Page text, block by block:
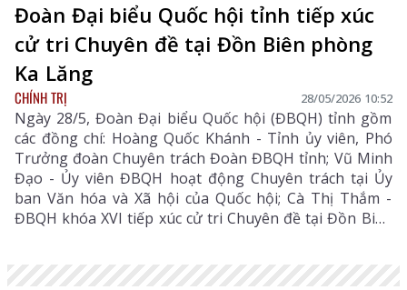
Đoàn Đại biểu Quốc hội tỉnh tiếp xúc
cử tri Chuyên đề tại Đồn Biên phòng
Ka Lăng
CHÍNH TRỊ 28/05/2026 10:52
Ngày 28/5, Đoàn Đại biểu Quốc hội (ĐBQH) tỉnh gồm
các đồng chí: Hoàng Quốc Khánh - Tỉnh ủy viên, Phó
Trưởng đoàn Chuyên trách Đoàn ĐBQH tỉnh; Vũ Minh
Đạo - Ủy viên ĐBQH hoạt động Chuyên trách tại Ủy
ban Văn hóa và Xã hội của Quốc hội; Cà Thị Thắm -
ĐBQH khóa XVI tiếp xúc cử tri Chuyên đề tại Đồn Biên